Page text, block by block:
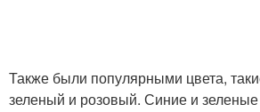
Также были популярными цвета,
зеленый и розовый. Синие и